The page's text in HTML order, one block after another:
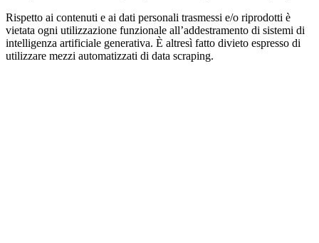
Rispetto ai contenuti e ai dati personali trasmessi e/o riprodotti è
vietata ogni utilizzazione funzionale all’addestramento di sistemi di
intelligenza artificiale generativa. È altresì fatto divieto espresso di
utilizzare mezzi automatizzati di data scraping.